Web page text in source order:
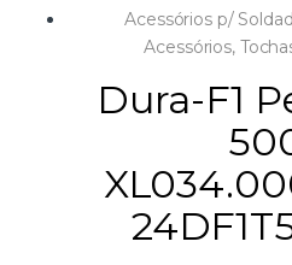
Acessórios p/
Acessórios,
Dura-F1